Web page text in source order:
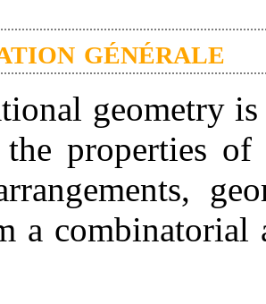
générale
geometry
properties of
a